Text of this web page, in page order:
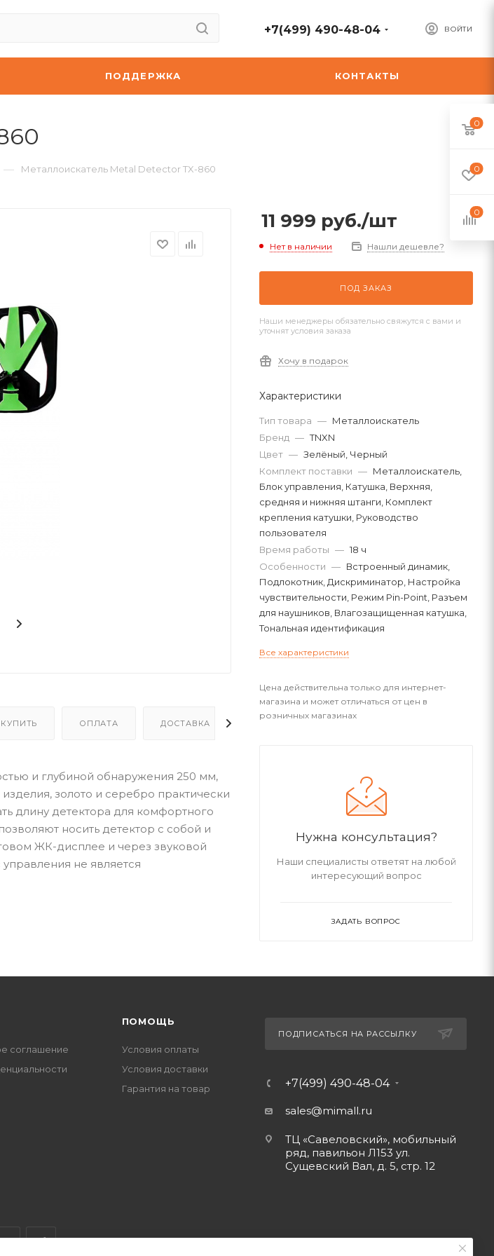
ВОЙТИ
+7(499) 490-48-04
ПОДДЕРЖКА КОНТАКТЫ
— Металлоискатель Metal Detector TX-860
ОПЛАТА ДОСТАВКА
и глубиной обнаружения 250 мм,
золото и серебро практически
длину детектора для комфортного
носить детектор с собой и
ЖК-дисплее и через звуковой
не является
11 999 руб./шт
Нет в наличии Нашли дешевле?
ПОД ЗАКАЗ
Наши менеджеры обязательно свяжутся с вами и
уточнят условия заказа
Хочу в подарок
Характеристики
Тип товара — Металлоискатель
Бренд — TNXN
Цвет — Зелёный, Черный
Комплект поставки — Металлоискатель,
Блок управления, Катушка, Верхняя,
средняя и нижняя штанги, Комплект
крепления катушки, Руководство
пользователя
Время работы — 18 ч
Особенности — Встроенный динамик,
Подлокотник, Дискриминатор, Настройка
чувствительности, Режим Pin-Point, Разъем
для наушников, Влагозащищенная катушка,
Тональная идентификация
Все характеристики
Цена действительна только для интернет-
магазина и может отличаться от цен в
розничных магазинах
Нужна консультация?
Наши специалисты ответят на любой
интересующий вопрос
ЗАДАТЬ ВОПРОС
соглашение
ПОМОЩЬ
Условия оплаты
Условия доставки
Гарантия на товар
ПОДПИСАТЬСЯ НА РАССЫЛКУ
+7(499) 490-48-04
sales@mimall.ru
ТЦ «Савеловский», мобильный
ряд, павильон Л153 ул.
Сущевский Вал, д. 5, стр. 12
0
0
0